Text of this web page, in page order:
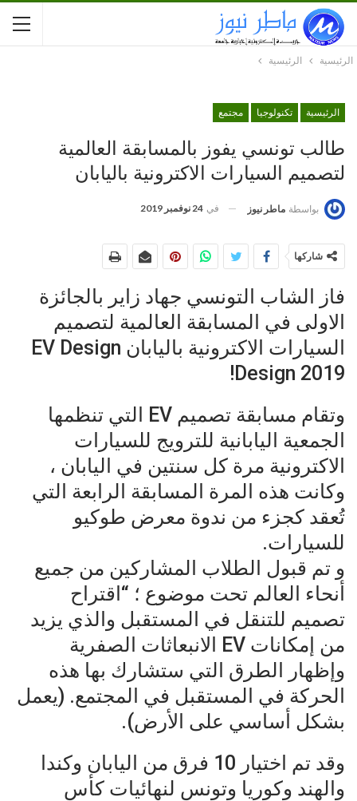
الرئيسية الرئيسية
الرئيسية تكنولوجيا مجتمع
طالب تونسي يفوز بالمسابقة العالمية
لتصميم السيارات الاكترونية باليابان
بواسطة ماطر نيوز في 24 نوفمبر 2019
شاركها
فاز الشاب التونسي جهاد زاير بالجائزة
الاولى في المسابقة العالمية لتصميم
السيارات الاكترونية باليابان EV Design
Design 2019!
وتقام مسابقة تصميم EV التي تنظمها
الجمعية اليابانية للترويج للسيارات
الاكترونية مرة كل سنتين في اليابان ،
وكانت هذه المرة المسابقة الرابعة التي
تُعقد كجزء من ندوة معرض طوكيو
للسيارات.
و تم قبول الطلاب المشاركين من جميع
أنحاء العالم تحت موضوع ؛ “اقتراح
تصميم للتنقل في المستقبل والذي يزيد
من إمكانات EV الانبعاثات الصفرية
وإظهار الطرق التي ستشارك بها هذه
الحركة في المستقبل في المجتمع. (يعمل
بشكل أساسي على الأرض).
وقد تم اختيار 10 فرق من اليابان وكندا
والهند وكوريا وتونس لنهائيات كأس